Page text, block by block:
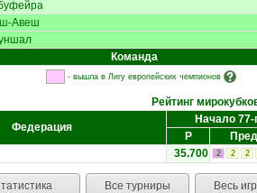
Авеш
Команда
- вышла в Лигу европейских чемпионов
Рейтинг
Федерация
Начало 77-
Р
35.700 2 2 2
Все турниры Весь